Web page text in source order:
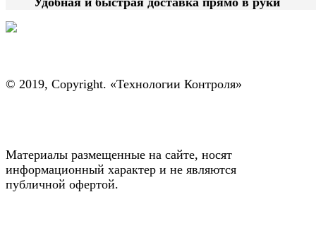
© 2019, Copyright. «Технологии Контроля»
Материалы размещенные на сайте, носят
информационный характер и не являются
публичной офертой.